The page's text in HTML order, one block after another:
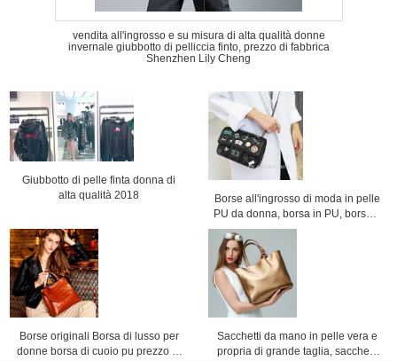
vendita all'ingrosso e su misura di alta qualità donne
invernale giubbotto di pelliccia finto, prezzo di fabbrica
Shenzhen Lily Cheng
Giubbotto di pelle finta donna di
alta qualità 2018
Borse all'ingrosso di moda in pelle
PU da donna, borsa in PU, borsa a
catena, borsa a tracolla, prezzo di
fabbrica Shenzhen Lily Cheng
Borse originali Borsa di lusso per
donne borsa di cuoio pu prezzo di
Sacchetti da mano in pelle vera e
propria di grande taglia, sacchetti